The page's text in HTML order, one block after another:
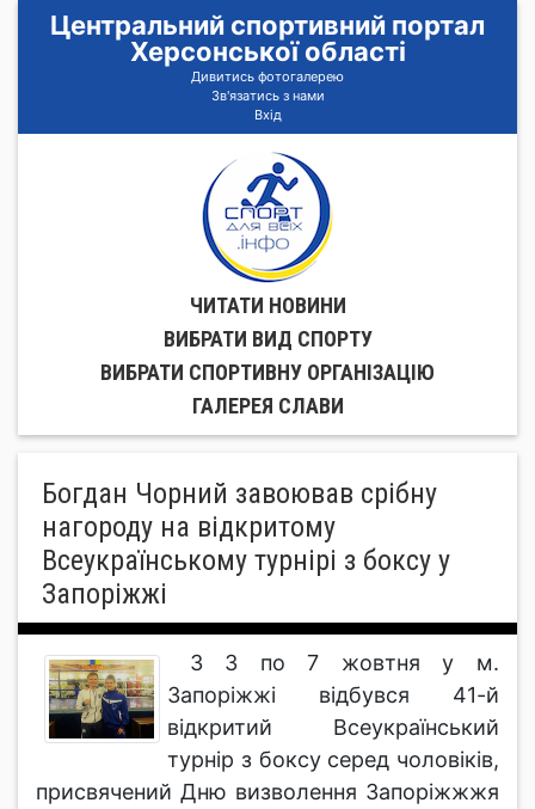
Центральний спортивний портал
Херсонської області
Дивитись фотогалерею
Зв'язатись з нами
Вхід
ЧИТАТИ НОВИНИ
ВИБРАТИ ВИД СПОРТУ
ВИБРАТИ СПОРТИВНУ ОРГАНIЗАЦIЮ
ГАЛЕРЕЯ СЛАВИ
Богдан Чорний завоював срібну
нагороду на відкритому
Всеукраїнському турнірі з боксу у
Запоріжжі
З 3 по 7 жовтня у м.
Запоріжжі відбувся 41-й
відкритий Всеукраїнський
турнір з боксу серед чоловіків,
присвячений Дню визволення Запоріжжжя